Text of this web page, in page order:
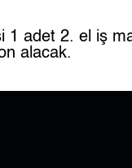
adet 2. el iş
alacak.